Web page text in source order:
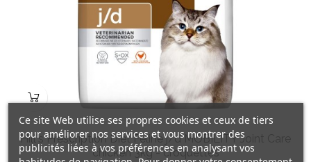
Hill's Prescription Diet Feline j/d MOBILITY Joint Care
chicken 3kg - croquettes
Ce site Web utilise ses propres cookies et ceux de tiers
pour améliorer nos services et vous montrer des
publicités liées à vos préférences en analysant vos